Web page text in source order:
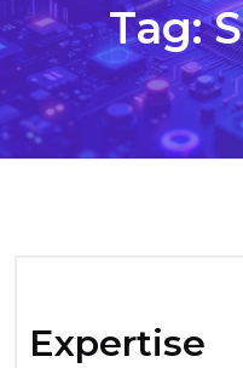
Tag:
Expertise